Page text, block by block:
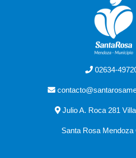
02634-
Julio A. Roca 281
Santa Rosa Mendoza